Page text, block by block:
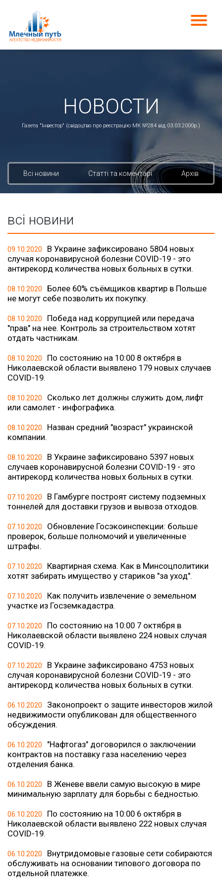
НОВОСТИ
Газета "Інвестор" (свідоцтво про реєстрацію МК №284 від 03.03.2000р.)
Всі новини Статті та коментарі Архів
всі новини
09.10.2020
В Украине зафиксировано 5804 новых
случая коронавирусной болезни COVID-19 - это
антирекорд количества новых больных в сутки.
08.10.2020
Более 60% съёмщиков квартир в Польше
не могут себе позволить их покупку.
08.10.2020
Победа над коррупцией или передача
"прав" на нее. Контроль за строительством хотят
отдать частникам.
08.10.2020
По состоянию на 10:00 8 октября в
Николаевской области выявлено 179 новых случаев
COVID-19.
08.10.2020
Сколько лет должны служить дом, лифт
или самолет - инфографика.
08.10.2020
Назван средний "возраст" украинской
компании.
08.10.2020
В Украине зафиксировано 5397 новых
случаев коронавирусной болезни COVID-19 - это
антирекорд количества новых больных в сутки.
07.10.2020
В Гамбурге построят систему подземных
тоннелей для доставки грузов и вывоза отходов.
07.10.2020
Обновление Госэкоинспекции: больше
проверок, больше полномочий и увеличенные
штрафы.
07.10.2020
Квартирная схема. Как в Минсоцполитики
хотят забирать имущество у стариков "за уход".
07.10.2020
Как получить извлечение о земельном
участке из Госземкадастра.
07.10.2020
По состоянию на 10:00 7 октября в
Николаевской области выявлено 224 новых случая
COVID-19.
07.10.2020
В Украине зафиксировано 4753 новых
случая коронавирусной болезни COVID-19 - это
антирекорд количества новых больных в сутки.
06.10.2020
Законопроект о защите инвесторов жилой
недвижимости опубликован для общественного
обсуждения.
06.10.2020
"Нафтогаз" договорился о заключении
контрактов на поставку газа населению через
отделения банка.
06.10.2020
В Женеве ввели самую высокую в мире
минимальную зарплату для борьбы с бедностью.
06.10.2020
По состоянию на 10:00 6 октября в
Николаевской области выявлено 222 новых случая
COVID-19.
06.10.2020
Внутридомовые газовые сети собираются
обслуживать на основании типового договора по
отдельной платежке.